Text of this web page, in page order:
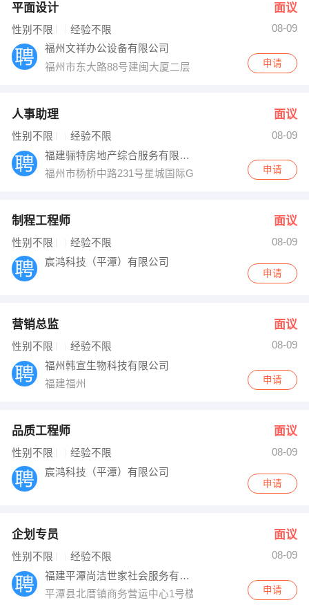
平面设计 面议
性别不限 经验不限
08-09
福州文祥办公设备有限公司
福州市东大路88号建闽大厦二层（非请勿访）
申请
人事助理 面议
性别不限 经验不限
08-09
福建骊特房地产综合服务有限责任公司
福州市杨桥中路231号星城国际G层
申请
制程工程师 面议
性别不限 经验不限
08-09
宸鸿科技（平潭）有限公司
申请
营销总监 面议
性别不限 经验不限
08-09
福州韩宣生物科技有限公司
福建福州
申请
品质工程师 面议
性别不限 经验不限
08-09
宸鸿科技（平潭）有限公司
申请
企划专员 面议
性别不限 经验不限
08-09
福建平潭尚洁世家社会服务有限公司
平潭县北厝镇商务营运中心1号楼15层
申请